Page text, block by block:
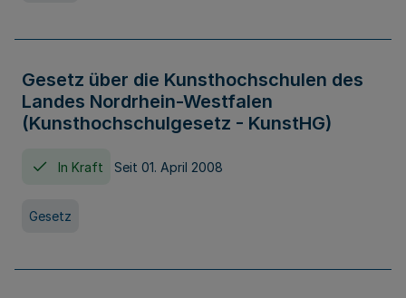
Gesetz über die Kunsthochschulen des
Landes Nordrhein-Westfalen
(Kunsthochschulgesetz - KunstHG)
In Kraft Seit 01. April 2008
Gesetz